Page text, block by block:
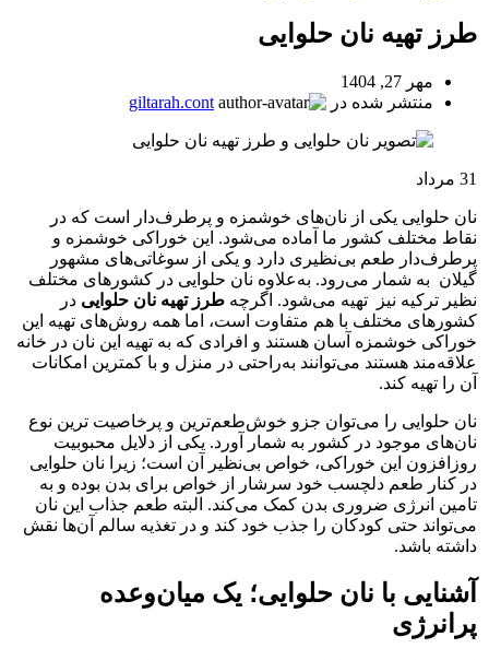
طرز تهیه نان حلوایی
مهر 27, 1404
منتشر شده در
giltarah.cont
31 مرداد
نان حلوایی یکی از نان‌های خوشمزه و پرطرف‌دار است که در
نقاط مختلف کشور ما آماده می‌شود. این خوراکی خوشمزه و
پرطرف‌دار طعم بی‌نظیری دارد و یکی از سوغاتی‌های مشهور
گیلان به شمار می‌رود. به‌علاوه نان حلوایی در کشورهای مختلف
نظیر ترکیه نیز تهیه می‌شود. اگرچه طرز تهیه نان حلوایی در
کشورهای مختلف با هم متفاوت است، اما همه روش‌های تهیه این
خوراکی خوشمزه آسان هستند و افرادی که به تهیه این نان در خانه
علاقه‌مند هستند می‌توانند به‌راحتی در منزل و با کمترین امکانات
آن را تهیه کند.
نان حلوایی را می‌توان جزو خوش‌طعم‌ترین و پرخاصیت ترین نوع
نان‌های موجود در کشور به شمار آورد. یکی از دلایل محبوبیت
روزافزون این خوراکی، خواص بی‌نظیر آن است؛ زیرا نان حلوایی
در کنار طعم دلچسب خود سرشار از خواص برای بدن بوده و به
تامین انرژی ضروری بدن کمک می‌کند. البته طعم جذاب این نان
می‌تواند حتی کودکان را جذب خود کند و در تغذیه سالم آن‌ها نقش
داشته باشد.
آشنایی با نان حلوایی؛ یک میان‌وعده
پرانرژی